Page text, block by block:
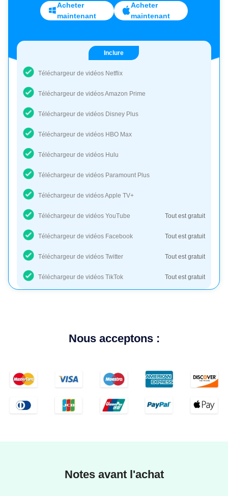
Acheter
maintenant
Acheter
maintenant
Inclure
Téléchargeur de vidéos Netflix
Téléchargeur de vidéos Amazon Prime
Téléchargeur de vidéos Disney Plus
Téléchargeur de vidéos HBO Max
Téléchargeur de vidéos Hulu
Téléchargeur de vidéos Paramount Plus
Téléchargeur de vidéos Apple TV+
Téléchargeur de vidéos YouTube Tout est gratuit
Téléchargeur de vidéos Facebook Tout est gratuit
Téléchargeur de vidéos Twitter Tout est gratuit
Téléchargeur de vidéos TikTok Tout est gratuit
Nous acceptons :
Notes avant l'achat